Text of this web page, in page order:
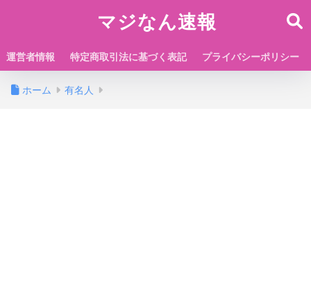
マジなん速報
運営者情報 特定商取引法に基づく表記 プライバシーポリシー
ホーム 有名人